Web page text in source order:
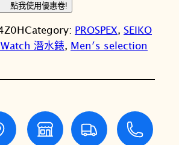
N
T
$
,
0
T
$
,
1
點我使用優惠卷!
Category: PROSPEX, SEIKO
潛水錶, Men′s selection